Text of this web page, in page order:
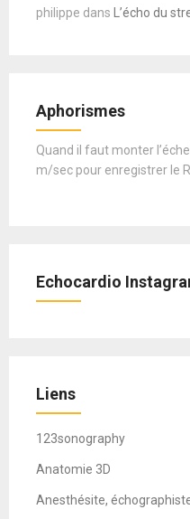
philippe dans L’écho du
Aphorismes
Quand il faut monter
m/sec pour enregistrer le
Echocardio
Liens
123sonography
Anatomie 3D
Anesthésite,